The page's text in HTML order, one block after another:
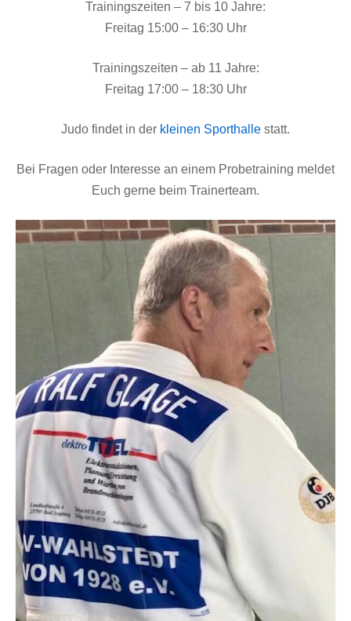
Trainingszeiten – 7 bis 10 Jahre:
Freitag 15:00 – 16:30 Uhr
Trainingszeiten – ab 11 Jahre:
Freitag 17:00 – 18:30 Uhr
Judo findet in der kleinen Sporthalle statt.
Bei Fragen oder Interesse an einem Probetraining meldet
Euch gerne beim Trainerteam.